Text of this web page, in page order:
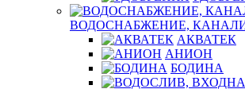
ВОДОСНАБЖЕНИЕ,
АКВАТЕК
АНИОН
БОДИНА